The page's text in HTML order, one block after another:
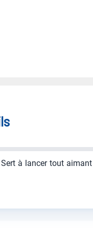
à lancer tout